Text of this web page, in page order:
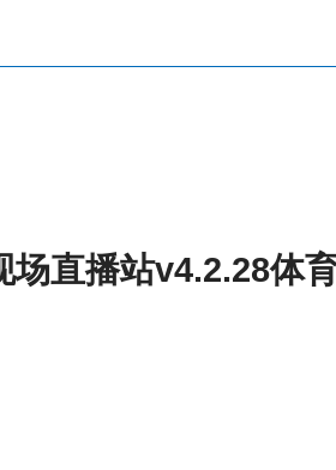
场直播站v4.2.28体